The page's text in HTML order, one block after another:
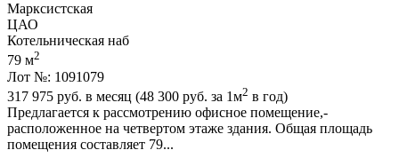
Марксистская
ЦАО
Котельническая наб
79 м2
Лот №: 1091079
317 975 руб. в месяц (48 300 руб. за 1м2 в год)
Предлагается к рассмотрению офисное помещение,­
расположенное на четвертом этаже здания. Общая площадь
помещения составляет 79...